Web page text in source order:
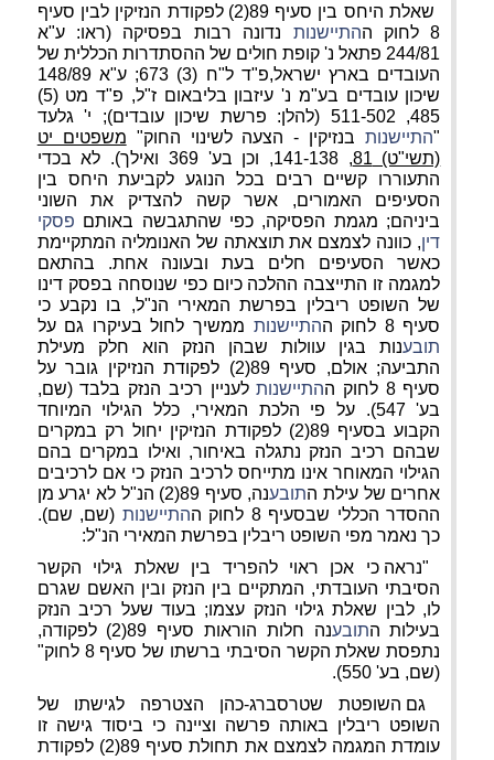
שאלת היחס בין סעיף 89(2) לפקודת הנזיקין לבין סעיף
8 לחוק ה
התיישנות נדונה רבות בפסיקה (ראו: ע"א
244/81 פתאל נ' קופת חולים של ההסתדרות הכללית של
העובדים בארץ ישראל,פ"ד ל"ח (3) 673; ע"א 148/89
שיכון עובדים בע"מ נ' עיזבון בליבאום ז"ל, פ"ד מט (5)
485, 511-502 (להלן: פרשת שיכון עובדים); י' גלעד
"התיישנותבנזיקין - הצעה לשינוי החוק" משפטים יט
(תשי"ט) 81
, 141-138, וכן בע' 369 ואילך). לא בכדי
התעוררו קשיים רבים בכל הנוגע לקביעת היחס בין
הסעיפים האמורים, אשר קשה להצדיק את השוני
ביניהם; מגמת הפסיקה, כפי שהתגבשה באותם פסקי
דין, כוונה לצמצם את תוצאתה של האנומליה המתקיימת
כאשר הסעיפים חלים בעת ובעונה אחת. בהתאם
למגמה זו התייצבה ההלכה כיום כפי שנוסחה בפסק דינו
של השופט ריבלין בפרשת המאירי הנ"ל, בו נקבע כי
סעיף 8 לחוק ה
התיישנות ממשיך לחול בעיקרו גם על
תובענות בגין עוולות שבהן הנזק הוא חלק מעילת
התביעה; אולם, סעיף 89(2) לפקודת הנזיקין גובר על
סעיף 8 לחוק ה
התיישנותלעניין רכיב הנזק בלבד (שם,
בע' 547). על פי הלכת המאירי, כלל הגילוי המיוחד
הקבוע בסעיף 89(2) לפקודת הנזיקין יחול רק במקרים
שבהם רכיב הנזק נתגלה באיחור, ואילו במקרים בהם
הגילוי המאוחר אינו מתייחס לרכיב הנזק כי אם לרכיבים
אחרים של עילת התובע
נה, סעיף 89(2) הנ"ל לא יגרע מן
ההסדר הכללי שבסעיף 8 לחוק ה
התיישנות (שם, שם).
כך נאמר מפי השופט ריבלין בפרשת המאירי הנ"ל:
"נראה כי אכן ראוי להפריד בין שאלת גילוי הקשר
הסיבתי העובדתי, המתקיים בין הנזק ובין האשם שגרם
לו, לבין שאלת גילוי הנזק עצמו; בעוד שעל רכיב הנזק
בעילות התובע
נה חלות הוראות סעיף 89(2) לפקודה,
נתפסת שאלת הקשר הסיבתי ברשתו של סעיף 8 לחוק"
(שם, בע' 550).
גם השופטת שטרסברג-כהן הצטרפה לגישתו של
השופט ריבלין באותה פרשה וציינה כי ביסוד גישה זו
עומדת המגמה
לצמצם את תחולת סעיף 89(2) לפקודת